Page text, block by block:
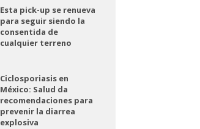
Esta pick-up se renueva
para seguir siendo la
consentida de
cualquier terreno
Ciclosporiasis en
México: Salud da
recomendaciones para
prevenir la diarrea
explosiva